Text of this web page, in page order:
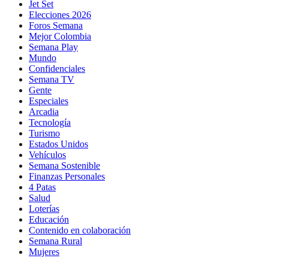
Jet Set
Elecciones 2026
Foros Semana
Mejor Colombia
Semana Play
Mundo
Confidenciales
Semana TV
Gente
Especiales
Arcadia
Tecnología
Turismo
Estados Unidos
Vehículos
Semana Sostenible
Finanzas Personales
4 Patas
Salud
Loterías
Educación
Contenido en colaboración
Semana Rural
Mujeres